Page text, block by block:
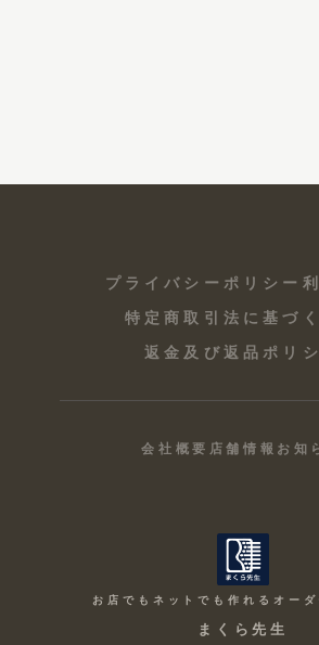
プライバシーポリシー
特定商取引法に基づ
返金及び返品ポリ
会社概要 店舗情報 お知
お店でもネットでも作れるオー
まくら先生